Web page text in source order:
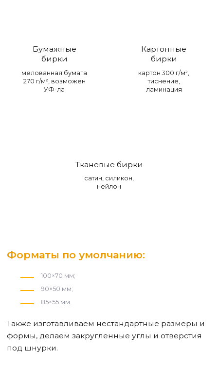
Бумажные
бирки
мелованная бумага
270 г/м², возможен
УФ-ла
Картонные
бирки
картон 300 г/м²,
тиснение,
ламинация
Тканевые бирки
сатин, силикон,
нейлон
Форматы по умолчанию:
100×70 мм;
90×50 мм;
85×55 мм.
Также изготавливаем нестандартные размеры и
формы, делаем закругленные углы и отверстия
под шнурки.